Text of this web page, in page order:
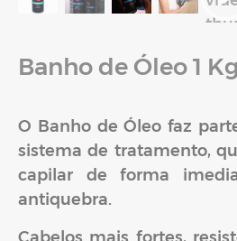
tratamento de cabelos
fornecendo vida, brilho,
sedoso e devolve a
Atenção: Imagens
atenção na escolha de